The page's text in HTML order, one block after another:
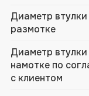
Диаметр втулки
размотке
Диаметр втулки
намотке по
с клиентом